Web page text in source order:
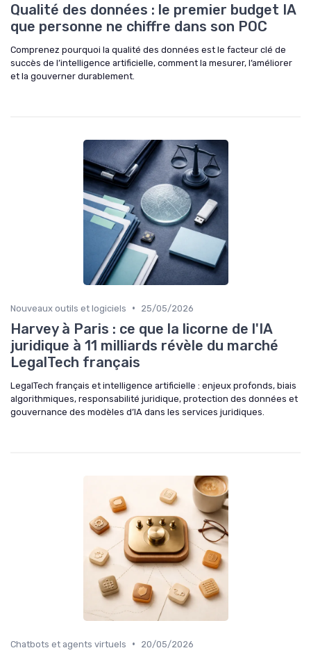
Qualité des données : le premier budget IA
que personne ne chiffre dans son POC
Comprenez pourquoi la qualité des données est le facteur clé de
succès de l’intelligence artificielle, comment la mesurer, l’améliorer
et la gouverner durablement.
Nouveaux outils et logiciels • 25/05/2026
Harvey à Paris : ce que la licorne de l'IA
juridique à 11 milliards révèle du marché
LegalTech français
LegalTech français et intelligence artificielle : enjeux profonds, biais
algorithmiques, responsabilité juridique, protection des données et
gouvernance des modèles d’IA dans les services juridiques.
Chatbots et agents virtuels • 20/05/2026